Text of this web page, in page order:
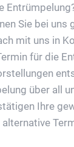
Sie bei uns
mit uns in
für die
über all
Ihre